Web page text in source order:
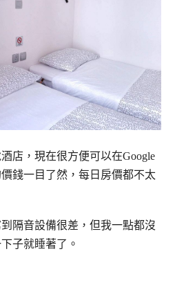
店，現在很方便可以在Google
錢一目了然，每日房價都不太
隔音設備很差，但我一點都沒
子就睡著了。